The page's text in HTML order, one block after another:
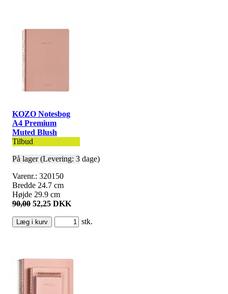
KOZO Notesbog
A4 Premium
Muted Blush
Tilbud
På lager (Levering: 3 dage)
Varenr.: 320150
Bredde 24.7 cm
Højde 29.9 cm
90,00 52,25 DKK
stk.